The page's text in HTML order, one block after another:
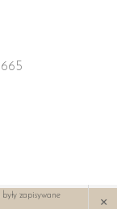
zapisywane
×